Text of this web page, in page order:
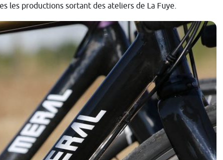
les productions sortant des ateliers de La Fuye.